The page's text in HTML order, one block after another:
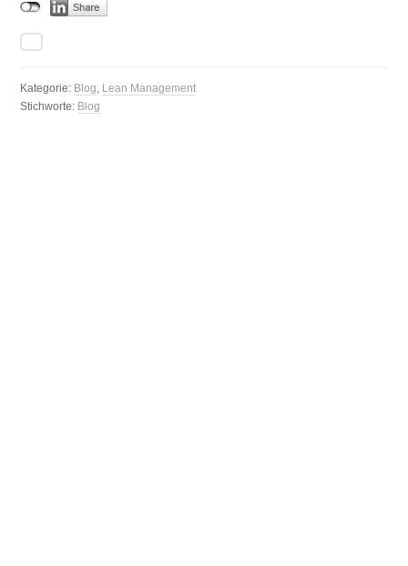
Kategorie: Blog, Lean Management
Stichworte: Blog